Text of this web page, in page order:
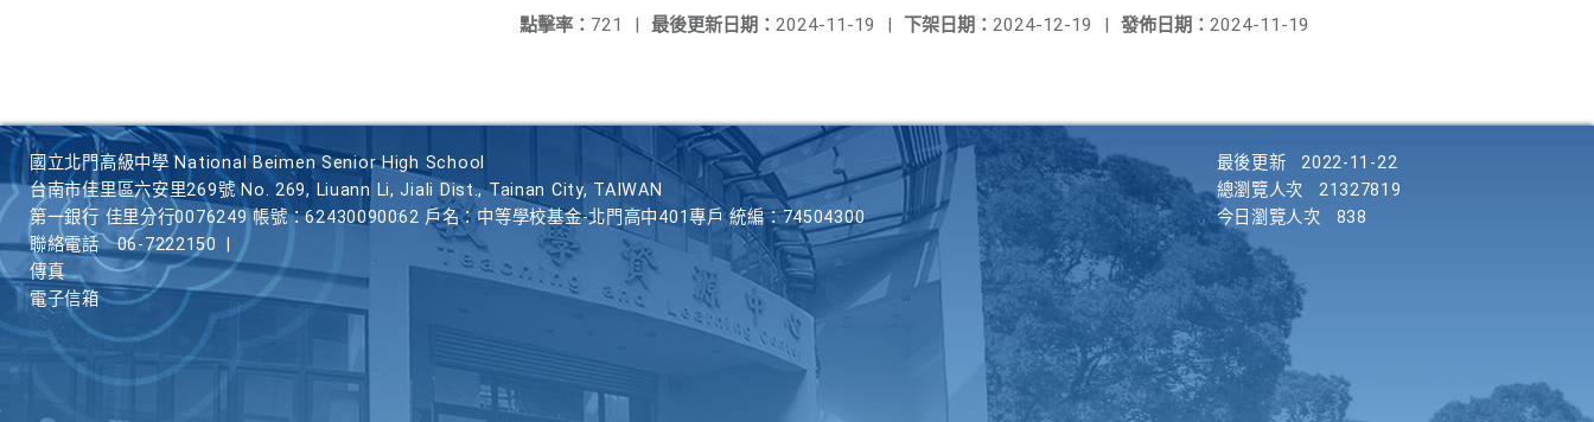
發佈日期： 2024-11-19
下架日期： 2024-12-19 |
最後更新日期： 2024-11-19 |
點擊率： 721 |
國立北門高級中學 National Beimen Senior High School
台南市佳里區六安里269號 No. 269, Liuann Li, Jiali Dist., Tainan City, TAIWAN
第一銀行 佳里分行0076249 帳號：62430090062 戶名：中等學校基金-北門高中401專戶 統編：74504300
聯絡電話
06-7222150
傳真
電子信箱
最後更新
2022-11-22
總瀏覽人次
21327819
今日瀏覽人次
838